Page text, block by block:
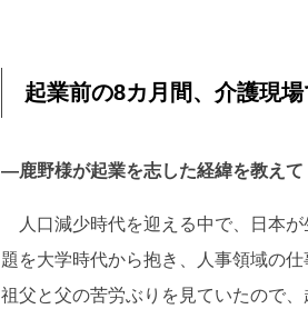
起業前の8カ月間、介護現
―鹿野様が起業を志した経緯を教えて
人口減少時代を迎える中で、日本
題を大学時代から抱き、人事領域の
祖父と父の苦労ぶりを見ていたので